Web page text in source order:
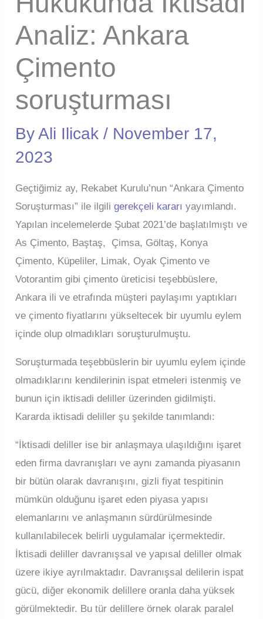
Analiz: Ankara
Çimento
soruşturması
ByAli Ilicak/ November 17,
2023
Geçtiğimiz ay, Rekabet Kurulu’nun “Ankara Çimento
Soruşturması” ile ilgiligerekçeli kararı yayımlandı.
Yapılan incelemelerde Şubat 2021’de başlatılmıştı ve
As Çimento, Baştaş, Çimsa, Göltaş, Konya
Çimento, Küpeliler, Limak, Oyak Çimento ve
Votorantim gibi çimento üreticisi teşebbüslere,
Ankara ili ve etrafında müşteri paylaşımı yaptıkları
ve çimento fiyatlarını yükseltecek bir uyumlu eylem
içinde olup olmadıkları soruşturulmuştu.
Soruşturmada teşebbüslerin bir uyumlu eylem içinde
olmadıklarını kendilerinin ispat etmeleri istenmiş ve
bunun için iktisadi deliller üzerinden gidilmişti.
Kararda iktisadi deliller şu şekilde tanımlandı:
“İktisadi deliller ise bir anlaşmaya ulaşıldığını işaret
eden firma davranışları ve aynı zamanda piyasanın
bir bütün olarak davranışını, gizli fiyat tespitinin
mümkün olduğunu işaret eden piyasa yapısı
elemanlarını ve anlaşmanın sürdürülmesinde
kullanılabilecek belirli uygulamalar içermektedir.
İktisadi deliller davranışsal ve yapısal deliller olmak
üzere ikiye ayrılmaktadır. Davranışsal delilerin ispat
gücü, diğer ekonomik delillere oranla daha yüksek
görülmektedir. Bu tür delillere örnek olarak paralel